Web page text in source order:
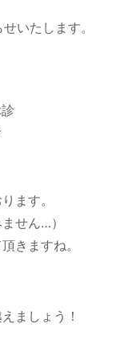
いたします。
ます。
せん…）
きますね。
ましょう！